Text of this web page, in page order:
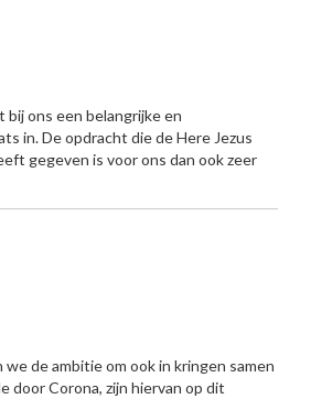
ons een belangrijke en
in. De opdracht die de Here Jezus
gegeven is voor ons dan ook zeer
de ambitie om ook in kringen samen
door Corona, zijn hiervan op dit